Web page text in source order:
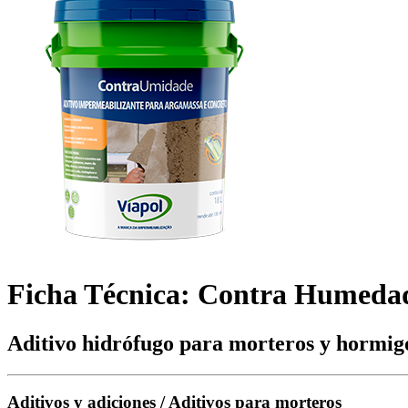
Ficha Técnica: Contra
Aditivo hidrófugo para morteros y
Aditivos y adiciones / Aditivos para morteros